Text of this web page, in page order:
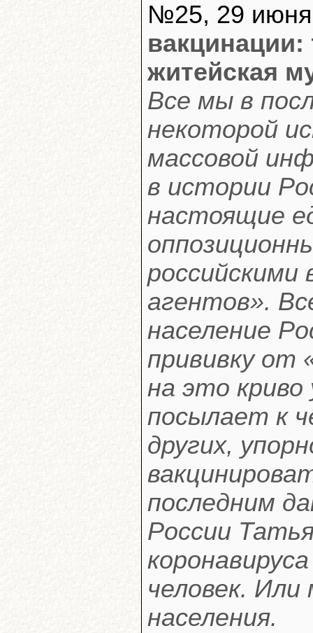
№25, 29
житейская
Все мы в
некоторой
массовой
в истории
настоящие
агентов».
население
прививку от
на это
посылает к
других,
последним
России
человек.
населения.